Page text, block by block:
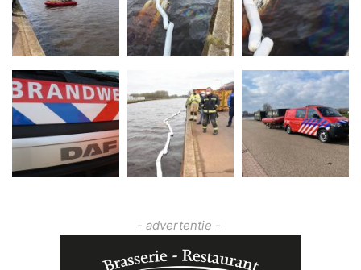
- advertentie -